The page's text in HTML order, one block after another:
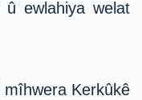
ewlahiya welat
Kerkûkê